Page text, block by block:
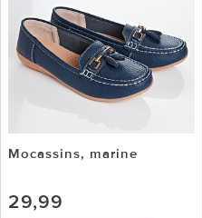
Mocassins, marine
29,99